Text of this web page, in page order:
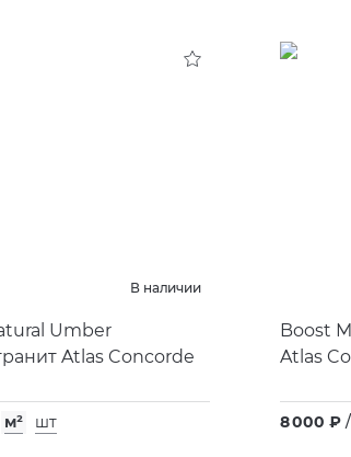
В наличии
Umber
Atlas Concorde
м² шт
Boost
Atlas
8 000 ₽ /